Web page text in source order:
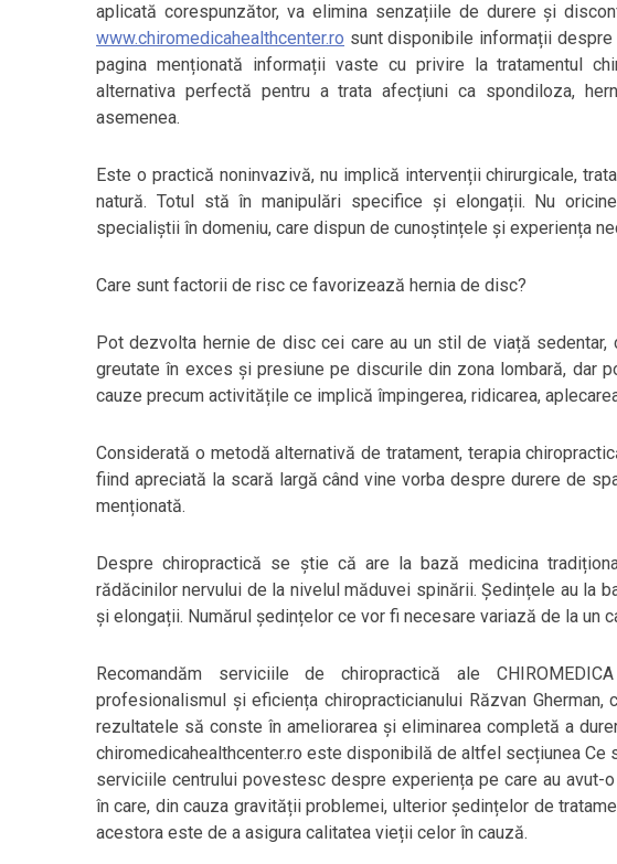
aplicată corespunzător, va elimina senzațiile de durere și
www.chiromedicahealthcenter.ro sunt disponibile informații
pagina menționată informații vaste cu privire la tratamentul
alternativa perfectă pentru a trata afecțiuni ca spondiloza,
asemenea.
Este o practică noninvazivă, nu implică intervenții chirurgicale,
natură. Totul stă în manipulări specifice și elongații. Nu
specialiștii în domeniu, care dispun de cunoștințele și experiența
Care sunt factorii de risc ce favorizează hernia de disc?
Pot dezvolta hernie de disc cei care au un stil de viață sedentar,
greutate în exces și presiune pe discurile din zona lombară, dar
cauze precum activitățile ce implică împingerea, ridicarea,
Considerată o metodă alternativă de tratament, terapia
fiind apreciată la scară largă când vine vorba despre durere de
menționată.
Despre chiropractică se știe că are la bază medicina
rădăcinilor nervului de la nivelul măduvei spinării. Ședințele au la
și elongații. Numărul ședințelor ce vor fi necesare variază de la un
Recomandăm serviciile de chiropractică ale
profesionalismul și eficiența chiropracticianului Răzvan
rezultatele să conste în ameliorarea și eliminarea completă a
chiromedicahealthcenter.ro este disponibilă de altfel secțiunea Ce
serviciile centrului povestesc despre experiența pe care au avut-
în care, din cauza gravității problemei, ulterior ședințelor de
acestora este de a asigura calitatea vieții celor în cauză.